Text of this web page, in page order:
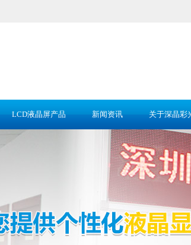
LCD液晶屏产品 新闻资讯 关于深晶彩